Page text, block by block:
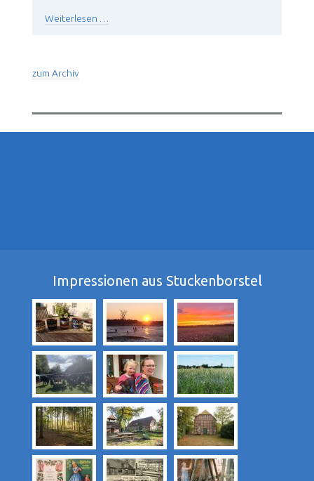
Weiterlesen …
zum Archiv
Impressionen aus Stuckenborstel